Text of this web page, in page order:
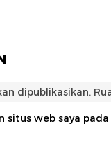
dipublikasikan.
situs web saya